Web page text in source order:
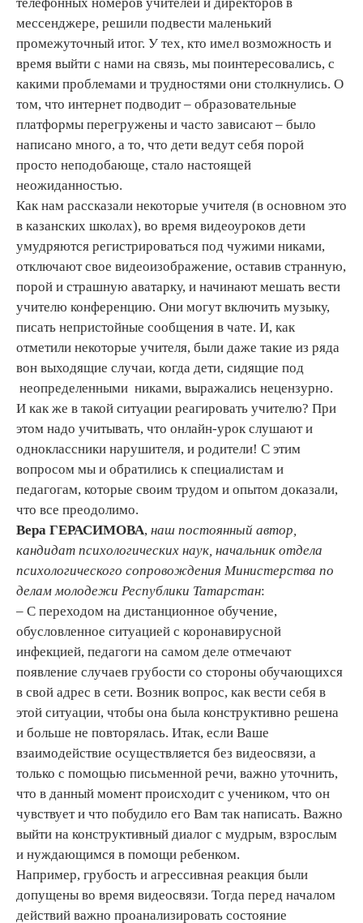
мессенджере, решили подвести маленький
промежуточный итог. У тех, кто имел возможность и
время выйти с нами на связь, мы поинтересовались, с
какими проблемами и трудностями они столкнулись. О
том, что интернет подводит – образовательные
платформы перегружены и часто зависают – было
написано много, а то, что дети ведут себя порой
просто неподобающе, стало настоящей
неожиданностью.
Как нам рассказали некоторые учителя (в основном это
в казанских школах), во время видеоуроков дети
умудряются регистрироваться под чужими никами,
отключают свое видеоизображение, оставив странную,
порой и страшную аватарку, и начинают мешать вести
учителю конференцию. Они могут включить музыку,
писать непристойные сообщения в чате. И, как
отметили некоторые учителя, были даже такие из ряда
вон выходящие случаи, когда дети, сидящие под
неопределенными никами, выражались нецензурно.
И как же в такой ситуации реагировать учителю? При
этом надо учитывать, что онлайн-урок слушают и
одноклассники нарушителя, и родители! С этим
вопросом мы и обратились к специалистам и
педагогам, которые своим трудом и опытом доказали,
что все преодолимо.
Вера ГЕРАСИМОВА, наш постоянный автор,
кандидат психологических наук, начальник отдела
психологического сопровождения Министерства по
делам молодежи Республики Татарстан:
– С переходом на дистанционное обучение,
обусловленное ситуацией с коронавирусной
инфекцией, педагоги на самом деле отмечают
появление случаев грубости со стороны обучающихся
в свой адрес в сети. Возник вопрос, как вести себя в
этой ситуации, чтобы она была конструктивно решена
и больше не повторялась. Итак, если Ваше
взаимодействие осуществляется без видеосвязи, а
только с помощью письменной речи, важно уточнить,
что в данный момент происходит с учеником, что он
чувствует и что побудило его Вам так написать. Важно
выйти на конструктивный диалог с мудрым, взрослым
и нуждающимся в помощи ребенком.
Например, грубость и агрессивная реакция были
допущены во время видеосвязи. Тогда перед началом
действий важно проанализировать состояние